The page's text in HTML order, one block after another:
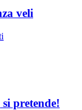
veli
pretende!